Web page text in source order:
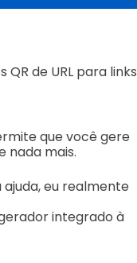
de URL para links
que você gere
nada mais.
eu realmente
integrado à